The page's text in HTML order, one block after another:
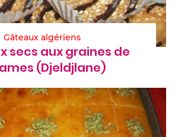
Gâteaux algériens
secs aux graines de
(Djeldjlane)